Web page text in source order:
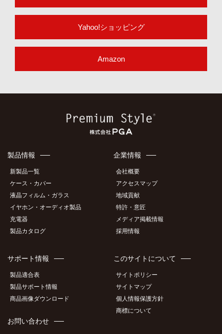
Yahoo!ショッピング
Amazon
製品情報
新製品一覧
ケース・カバー
液晶フィルム・ガラス
イヤホン・オーディオ製品
充電器
製品カタログ
企業情報
会社概要
アクセスマップ
地域貢献
特許・意匠
メディア掲載情報
採用情報
サポート情報
製品適合表
製品サポート情報
商品画像ダウンロード
お問い合わせ
このサイトについて
サイトポリシー
サイトマップ
個人情報保護方針
商標について